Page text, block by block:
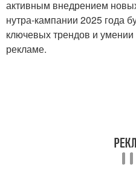
активным внедрением
нутра-кампании 2025 года
ключевых трендов и умении
рекламе.